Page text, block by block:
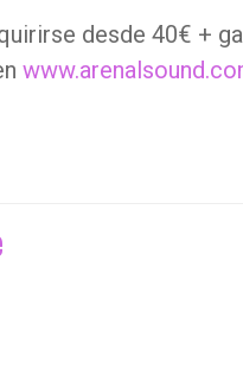
desde 40€ +